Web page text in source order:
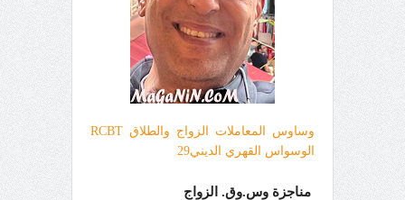
وساوس المعاملات الزواج والطلاق RCBT
الوسواس القهري الديني29
مناجزة وس.وق. الزواج